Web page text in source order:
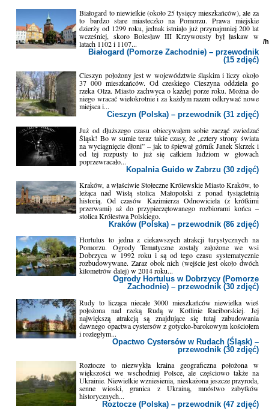
Białogard to niewielkie (około 25 tysięcy mieszkańców), ale za
to bardzo stare miasteczko na Pomorzu. Prawa miejskie
dzierży od 1299 roku, jednak istniało już przynajmniej 200 lat
wcześniej, skoro Bolesław III Krzywousty był łaskaw w
latach 1102 i 1107...
Białogard (Pomorze Zachodnie) – przewodnik
(15 zdjęć)
Cieszyn położony jest w województwie śląskim i liczy około
37 000 mieszkańców. Od czeskiego Cieszyna oddziela go
rzeka Olza. Miasto zachwyca o każdej porze roku. Można do
niego wracać wielokrotnie i za każdym razem odkrywać nowe
miejsca i...
Cieszyn (Polska) – przewodnik (31 zdjęć)
Już od dłuższego czasu obiecywałem sobie zacząć zwiedzać
Śląsk! Bo w sumie teraz takie czasy, że „cztery strony świata
na wyciągnięcie dłoni” – jak to śpiewał górnik Janek Skrzek i
od tej rozpusty to już się całkiem ludziom w głowach
poprzewracało...
Kopalnia Guido w Zabrzu (30 zdjęć)
Kraków, a właściwie Stołeczne Królewskie Miasto Kraków, to
leżąca nad Wisłą stolica Małopolski z ponad tysiącletnią
historią. Od czasów Kazimierza Odnowiciela (z krótkimi
przerwami) aż do przypieczętowanego rozbiorami końca –
stolica Królestwa Polskiego.
Kraków (Polska) – przewodnik (86 zdjęć)
Hortulus to jedna z ciekawszych atrakcji turystycznych na
Pomorzu. Ogrody Tematyczne zostały założone we wsi
Dobrzyca w 1992 roku i są od tego czasu systematycznie
rozbudowywane. Zaraz obok nich (wejście jest około dwóch
kilometrów dalej) w 2014 roku...
Ogrody Hortulus w Dobrzycy (Pomorze
Zachodnie) – przewodnik (30 zdjęć)
Rudy to licząca niecałe 3000 mieszkańców niewielka wieś
położona nad rzeką Rudą w Kotlinie Raciborskiej. Jej
największą atrakcją są znajdujące się tutaj zabudowania
dawnego opactwa cystersów z gotycko-barokowym kościołem
i rozległym...
Opactwo Cystersów w Rudach (Śląsk) –
przewodnik (30 zdjęć)
Roztocze to niezwykła kraina geograficzna położona w
większości we wschodniej Polsce, ale częściowo także na
Ukrainie. Niewielkie wzniesienia, nieskażona jeszcze przyroda,
senne wioski, granica z Ukrainą, mnóstwo zabytków
historycznych...
Roztocze (Polska) – przewodnik (47 zdjęć)
/